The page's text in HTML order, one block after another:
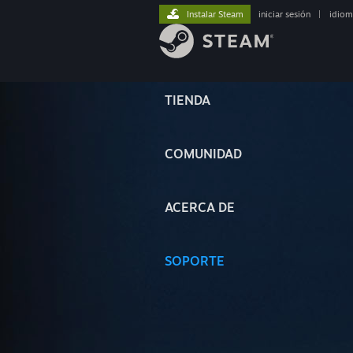
TIENDA
COMUNIDAD
ACERCA DE
SOPORTE
Instalar Steam iniciar sesión